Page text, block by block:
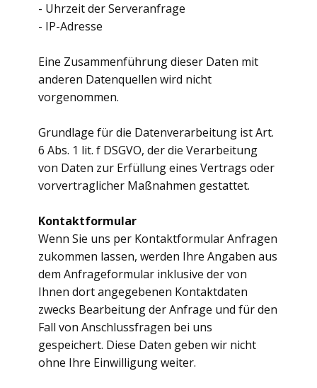
- Uhrzeit der Serveranfrage
- IP-Adresse
Eine Zusammenführung dieser Daten mit
anderen Datenquellen wird nicht
vorgenommen.
Grundlage für die Datenverarbeitung ist Art.
6 Abs. 1 lit. f DSGVO, der die Verarbeitung
von Daten zur Erfüllung eines Vertrags oder
vorvertraglicher Maßnahmen gestattet.
Kontaktformular
Wenn Sie uns per Kontaktformular Anfragen
zukommen lassen, werden Ihre Angaben aus
dem Anfrageformular inklusive der von
Ihnen dort angegebenen Kontaktdaten
zwecks Bearbeitung der Anfrage und für den
Fall von Anschlussfragen bei uns
gespeichert. Diese Daten geben wir nicht
ohne Ihre Einwilligung weiter.